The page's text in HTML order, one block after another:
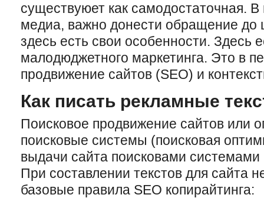
существуюет как самодостаточная. В
медиа, важно донести обращение до
здесь есть свои особенности. Здесь
малодюджетного маркетинга. Это в
продвижение сайтов (SEO) и
Как писать рекламные
Поисковое продвижение сайтов или
поисковые системы (поисковая
выдачи сайта поисковами
При составлении текстов для сайта
базовые правила SEO копирайтинга: